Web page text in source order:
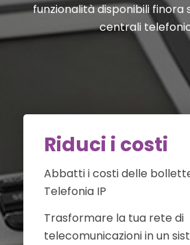
funzionalità disponibili finora
centrali
Riduci i costi
Abbatti i costi delle
Telefonia IP
Trasformare la tua rete di
telecomunicazioni in un